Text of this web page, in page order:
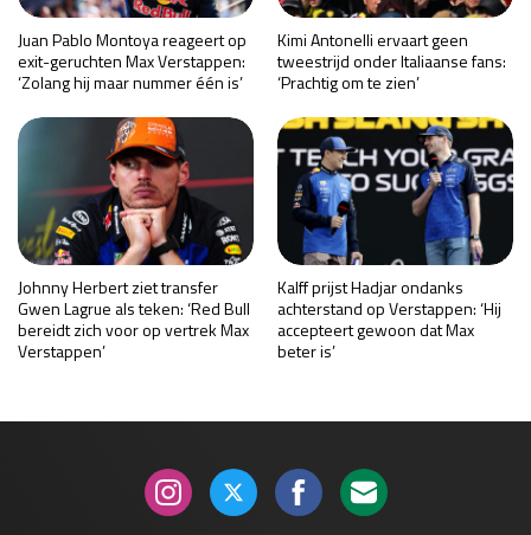
Juan Pablo Montoya reageert op
exit-geruchten Max Verstappen:
‘Zolang hij maar nummer één is’
Kimi Antonelli ervaart geen
tweestrijd onder Italiaanse fans:
‘Prachtig om te zien’
Johnny Herbert ziet transfer
Gwen Lagrue als teken: ‘Red Bull
bereidt zich voor op vertrek Max
Verstappen’
Kalff prijst Hadjar ondanks
achterstand op Verstappen: ‘Hij
accepteert gewoon dat Max
beter is’